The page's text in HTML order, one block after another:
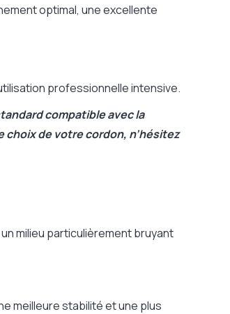
optimal, une excellente
professionnelle intensive.
compatible avec la
choix de votre cordon, n’hésitez
milieu particulièrement bruyant
meilleure stabilité et une plus